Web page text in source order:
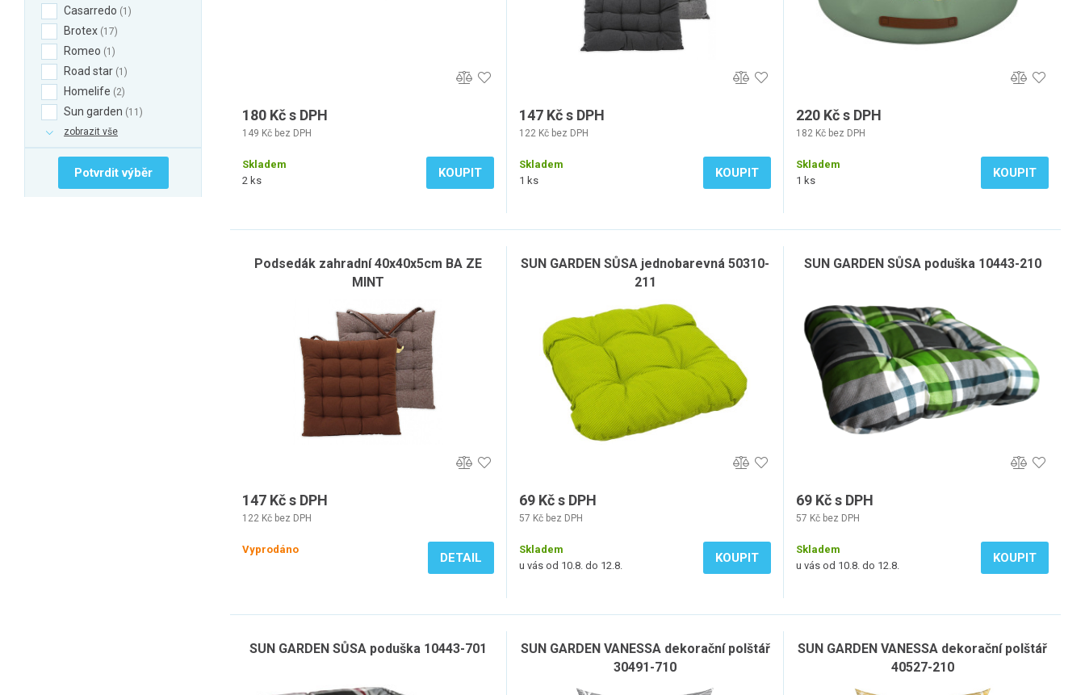
Casarredo 1
Brotex 17
Romeo 1
Road star 1
Homelife 2
Sun garden
11
zobrazit vše
Potvrdit výběr
180 Kč s DPH
149 Kč bez DPH
Skladem
2 ks
KOUPIT
147 Kč s DPH
122 Kč bez DPH
Skladem
1 ks
KOUPIT
220 Kč s DPH
182 Kč bez DPH
Skladem
1 ks
KOUPIT
Podsedák zahradní 40x40x5cm BA ZE
MINT
147 Kč s DPH
122 Kč bez DPH
Vyprodáno
DETAIL
SUN GARDEN SŮSA jednobarevná 50310-
211
69 Kč s DPH
57 Kč bez DPH
Skladem
u vás od 10.8. do 12.8.
KOUPIT
SUN GARDEN SŮSA poduška 10443-210
69 Kč s DPH
57 Kč bez DPH
Skladem
u vás od 10.8. do 12.8.
KOUPIT
SUN GARDEN SŮSA poduška 10443-701
SUN GARDEN VANESSA dekorační polštář
30491-710
SUN GARDEN VANESSA dekorační polštář
40527-210